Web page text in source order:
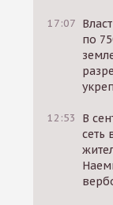
17:07
по
12:53
В
сеть